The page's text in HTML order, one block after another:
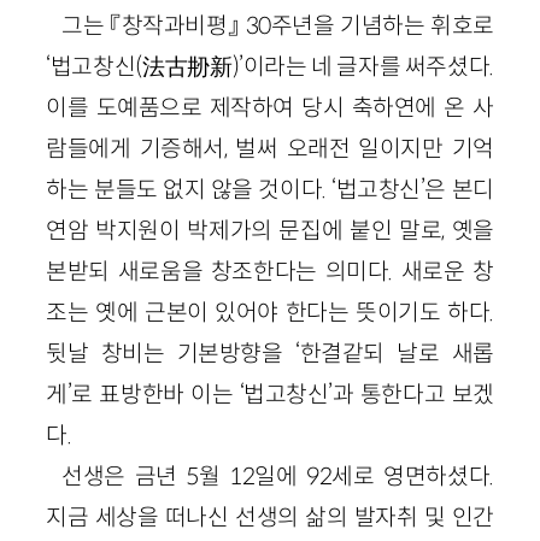
그는 『창작과비평』 30주년을 기념하는 휘호로
‘법고창신(法古刱新)’이라는 네 글자를 써주셨다.
이를 도예품으로 제작하여 당시 축하연에 온 사
람들에게 기증해서, 벌써 오래전 일이지만 기억
하는 분들도 없지 않을 것이다. ‘법고창신’은 본디
연암 박지원이 박제가의 문집에 붙인 말로, 옛을
본받되 새로움을 창조한다는 의미다. 새로운 창
조는 옛에 근본이 있어야 한다는 뜻이기도 하다.
뒷날 창비는 기본방향을 ‘한결같되 날로 새롭
게’로 표방한바 이는 ‘법고창신’과 통한다고 보겠
다.
선생은 금년 5월 12일에 92세로 영면하셨다.
지금 세상을 떠나신 선생의 삶의 발자취 및 인간